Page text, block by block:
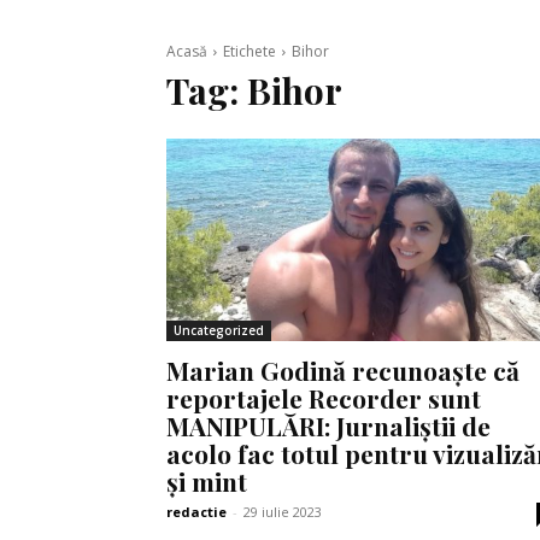
Acasă Etichete Bihor
Tag: Bihor
Uncategorized
Marian Godină recunoaște că
reportajele Recorder sunt
MANIPULĂRI: Jurnaliștii de
acolo fac totul pentru
și mint
redactie - 29 iulie 2023